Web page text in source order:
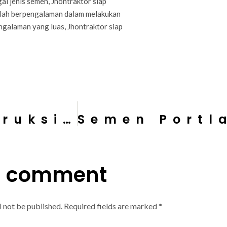
berpengalaman dalam melakukan
yang luas, Jhontraktor siap
Keuntungan Konstruksi Baja untuk Pembangunan Pabrik
comment
not be published. Required fields are marked*